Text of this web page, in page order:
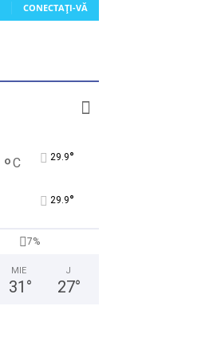
CONECTAȚI-VĂ
°C 29.9°
29.9°
7%
MIE
31 °
J
27°